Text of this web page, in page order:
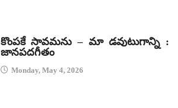
కొంపకే సావమను – మా డవుటుగాన్ని :
జానపదగీతం
Monday, May 4, 2026